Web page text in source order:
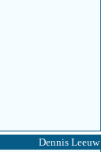
Dennis Leeuw